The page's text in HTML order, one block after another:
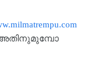
അതിനുമുമ്പോ